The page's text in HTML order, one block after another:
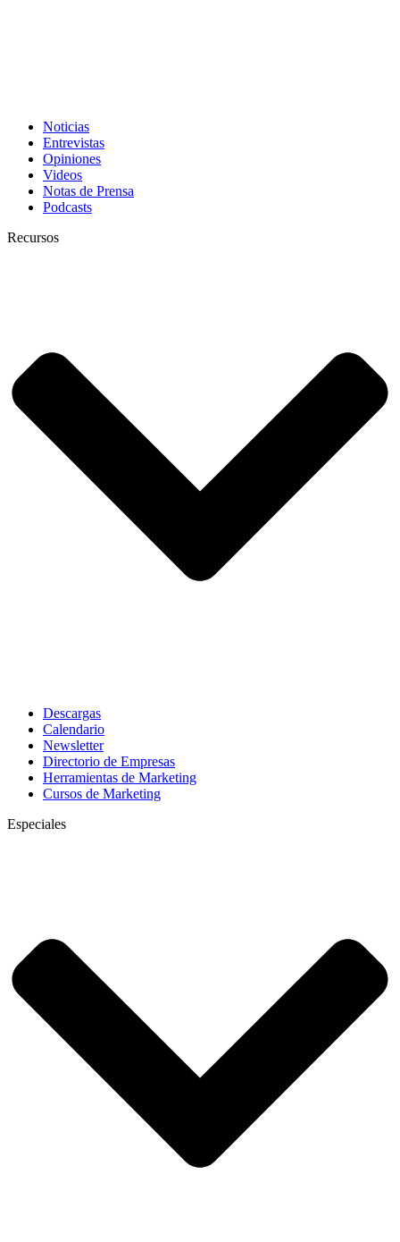
Noticias
Entrevistas
Opiniones
Videos
Notas de Prensa
Podcasts
Recursos
Descargas
Calendario
Newsletter
Directorio de Empresas
Herramientas de Marketing
Cursos de Marketing
Especiales